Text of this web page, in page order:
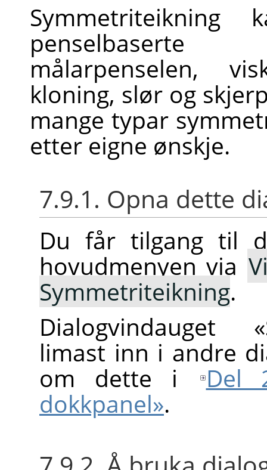
målarpenselen,
kloning, slør og
mange typar
etter eigne ønskje.
7.9.1. Opna dette
Du får tilgang til
hovudmenyen via
Symmetriteikning.
Dialogvindauget
limast inn i andre
om dette i
Del
dokkpanel».